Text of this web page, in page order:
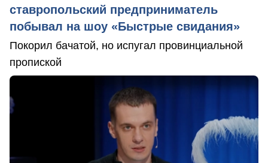
ставропольский предприниматель
побывал на шоу «Быстрые свидания»
Покорил бачатой, но испугал провинциальной
пропиской